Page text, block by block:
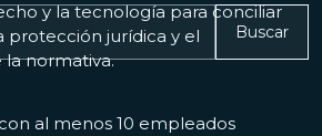
Buscar
y la tecnología para conciliar
protección jurídica y el
normativa.
al menos 10 empleados